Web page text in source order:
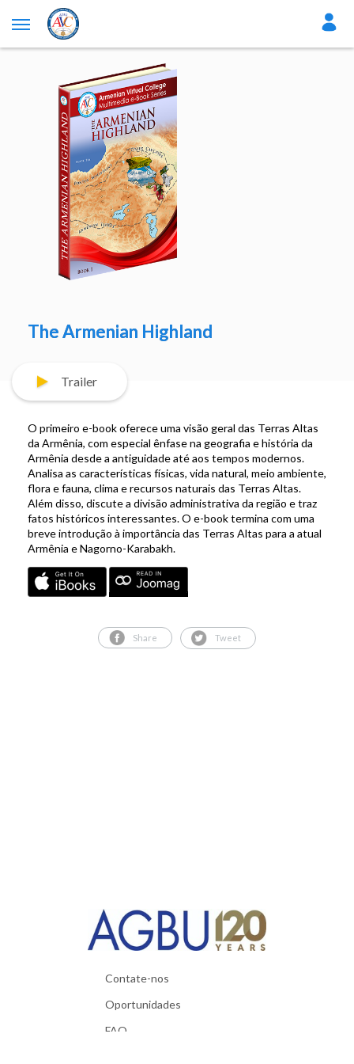
The Armenian Highland
Trailer
O primeiro e-book oferece uma visão geral das Terras Altas
da Armênia, com especial ênfase na geografia e história da
Armênia desde a antiguidade até aos tempos modernos.
Analisa as características físicas, vida natural, meio ambiente,
flora e fauna, clima e recursos naturais das Terras Altas.
Além disso, discute a divisão administrativa da região e traz
fatos históricos interessantes. O e-book termina com uma
breve introdução à importância das Terras Altas para a atual
Armênia e Nagorno-Karabakh.
Share Tweet
Contate-nos
Oportunidades
FAQ